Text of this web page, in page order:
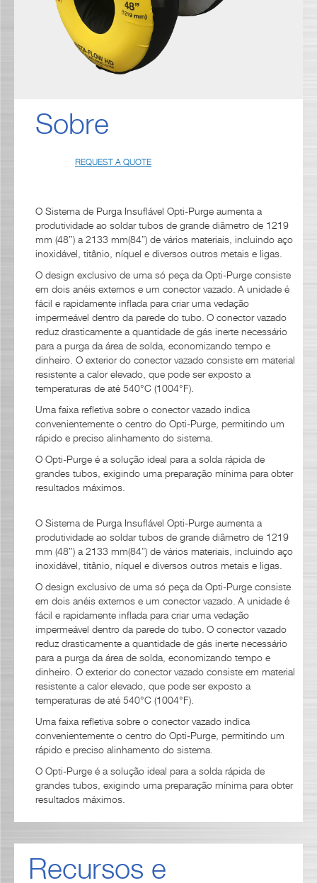
Sobre
REQUEST A QUOTE
O Sistema de Purga Insuflável Opti-Purge aumenta a
produtividade ao soldar tubos de grande diâmetro de 1219
mm (48″) a 2133 mm(84”) de vários materiais, incluindo aço
inoxidável, titânio, níquel e diversos outros metais e ligas.
O design exclusivo de uma só peça da Opti-Purge consiste
em dois anéis externos e um conector vazado. A unidade é
fácil e rapidamente inflada para criar uma vedação
impermeável dentro da parede do tubo. O conector vazado
reduz drasticamente a quantidade de gás inerte necessário
para a purga da área de solda, economizando tempo e
dinheiro. O exterior do conector vazado consiste em material
resistente a calor elevado, que pode ser exposto a
temperaturas de até 540°C (1004°F).
Uma faixa refletiva sobre o conector vazado indica
convenientemente o centro do Opti-Purge, permitindo um
rápido e preciso alinhamento do sistema.
O Opti-Purge é a solução ideal para a solda rápida de
grandes tubos, exigindo uma preparação mínima para obter
resultados máximos.
O Sistema de Purga Insuflável Opti-Purge aumenta a
produtividade ao soldar tubos de grande diâmetro de 1219
mm (48″) a 2133 mm(84”) de vários materiais, incluindo aço
inoxidável, titânio, níquel e diversos outros metais e ligas.
O design exclusivo de uma só peça da Opti-Purge consiste
em dois anéis externos e um conector vazado. A unidade é
fácil e rapidamente inflada para criar uma vedação
impermeável dentro da parede do tubo. O conector vazado
reduz drasticamente a quantidade de gás inerte necessário
para a purga da área de solda, economizando tempo e
dinheiro. O exterior do conector vazado consiste em material
resistente a calor elevado, que pode ser exposto a
temperaturas de até 540°C (1004°F).
Uma faixa refletiva sobre o conector vazado indica
convenientemente o centro do Opti-Purge, permitindo um
rápido e preciso alinhamento do sistema.
O Opti-Purge é a solução ideal para a solda rápida de
grandes tubos, exigindo uma preparação mínima para obter
resultados máximos.
Recursos e